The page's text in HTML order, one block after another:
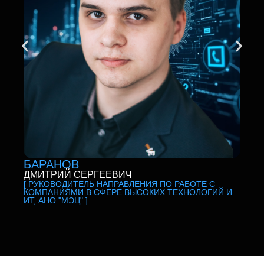
БАРАНОВ
ДМИТРИЙ СЕРГЕЕВИЧ
[ РУКОВОДИТЕЛЬ НАПРАВЛЕНИЯ ПО РАБОТЕ С
КОМПАНИЯМИ В СФЕРЕ ВЫСОКИХ ТЕХНОЛОГИЙ И
ИТ, АНО "МЭЦ" ]